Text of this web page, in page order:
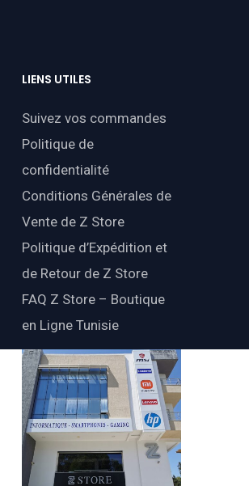
LIENS UTILES
Suivez vos commandes
Politique de
confidentialité
Conditions Générales de
Vente de Z Store
Politique d’Expédition et
de Retour de Z Store
FAQ Z Store – Boutique
en Ligne Tunisie